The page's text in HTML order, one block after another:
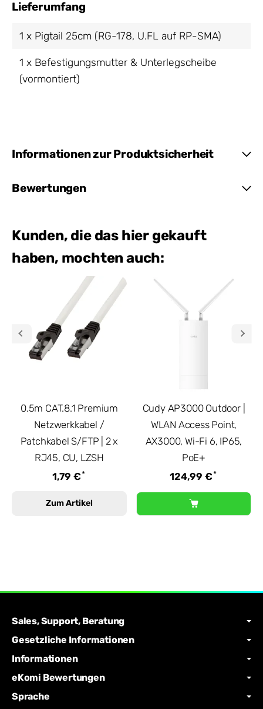
Lieferumfang
1 x Pigtail 25cm (RG-178, U.FL auf RP-SMA)
1 x Befestigungsmutter & Unterlegscheibe
(vormontiert)
Informationen zur Produktsicherheit
Bewertungen
Kunden, die das hier gekauft
haben, mochten auch:
0.5m CAT.8.1 Premium
Netzwerkkabel /
Patchkabel S/FTP | 2 x
RJ45, CU, LZSH
1,79 €*
Zum Artikel
Cudy AP3000 Outdoor |
WLAN Access Point,
AX3000, Wi-Fi 6, IP65,
PoE+
124,99 €*
Sales, Support, Beratung
Gesetzliche Informationen
Informationen
eKomi Bewertungen
Sprache